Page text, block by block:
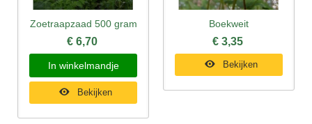
Zoetraapzaad 500 gram
€ 6,70
In winkelmandje
Bekijken
Boekweit
€ 3,35
Bekijken